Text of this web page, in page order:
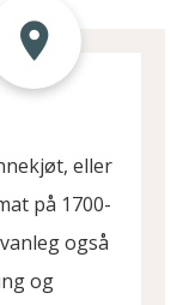
eller
på 1700-
også
og